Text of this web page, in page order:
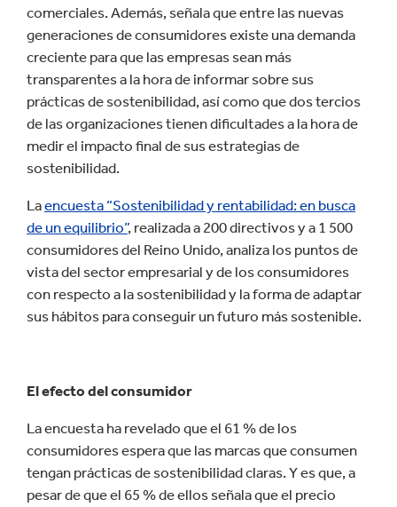
comerciales. Además, señala que entre las nuevas
generaciones de consumidores existe una demanda
creciente para que las empresas sean más
transparentes a la hora de informar sobre sus
prácticas de sostenibilidad, así como que dos tercios
de las organizaciones tienen dificultades a la hora de
medir el impacto final de sus estrategias de
sostenibilidad.
Laencuesta “Sostenibilidad y rentabilidad: en busca
de un equilibrio”, realizada a 200 directivos y a 1 500
consumidores del Reino Unido, analiza los puntos de
vista del sector empresarial y de los consumidores
con respecto a la sostenibilidad y la forma de adaptar
sus hábitos para conseguir un futuro más sostenible.
El efecto del consumidor
La encuesta ha revelado que el 61 % de los
consumidores espera que las marcas que consumen
tengan prácticas de sostenibilidad claras. Y es que, a
pesar de que el 65 % de ellos señala que el precio